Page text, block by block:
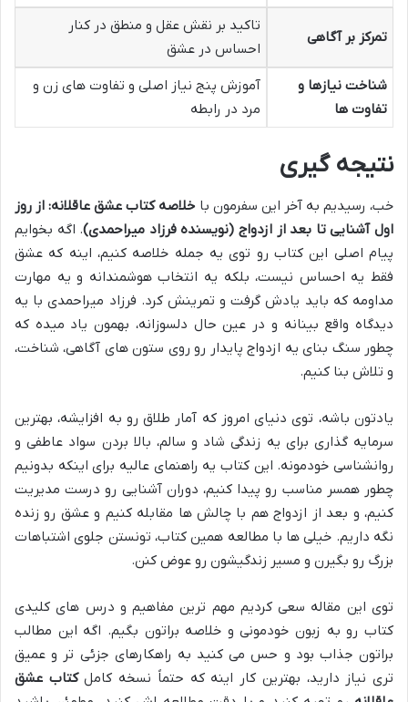
تمرکز بر آگاهی
تاکید بر نقش عقل و منطق در کنار
احساس در عشق
شناخت نیازها و
تفاوت ها
آموزش پنج نیاز اصلی و تفاوت های زن و
مرد در رابطه
نتیجه گیری
خب، رسیدیم به آخر این سفرمون با خلاصه کتاب عشق عاقلانه: از روز
اول آشنایی تا بعد از ازدواج (نویسنده فرزاد میراحمدی). اگه بخوایم
پیام اصلی این کتاب رو توی یه جمله خلاصه کنیم، اینه که عشق
فقط یه احساس نیست، بلکه یه انتخاب هوشمندانه و یه مهارت
مداومه که باید یادش گرفت و تمرینش کرد. فرزاد میراحمدی با یه
دیدگاه واقع بینانه و در عین حال دلسوزانه، بهمون یاد میده که
چطور سنگ بنای یه ازدواج پایدار رو روی ستون های آگاهی، شناخت،
و تلاش بنا کنیم.
یادتون باشه، توی دنیای امروز که آمار طلاق رو به افزایشه، بهترین
سرمایه گذاری برای یه زندگی شاد و سالم، بالا بردن سواد عاطفی و
روانشناسی خودمونه. این کتاب یه راهنمای عالیه برای اینکه بدونیم
چطور همسر مناسب رو پیدا کنیم، دوران آشنایی رو درست مدیریت
کنیم، و بعد از ازدواج هم با چالش ها مقابله کنیم و عشق رو زنده
نگه داریم. خیلی ها با مطالعه همین کتاب، تونستن جلوی اشتباهات
بزرگ رو بگیرن و مسیر زندگیشون رو عوض کنن.
توی این مقاله سعی کردیم مهم ترین مفاهیم و درس های کلیدی
کتاب رو به زبون خودمونی و خلاصه براتون بگیم. اگه این مطالب
براتون جذاب بود و حس می کنید به راهکارهای جزئی تر و عمیق
تری نیاز دارید، بهترین کار اینه که حتماً نسخه کاملکتاب عشق